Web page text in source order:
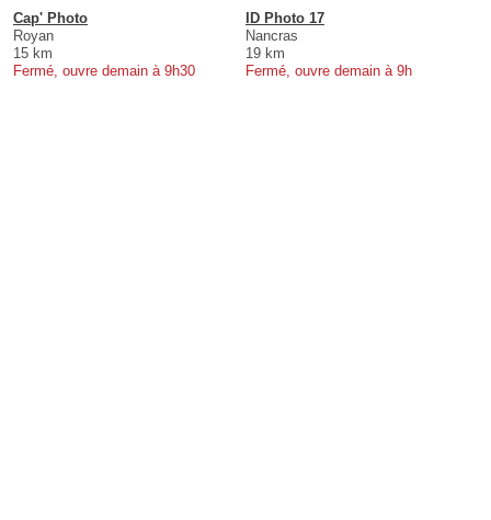
Cap' Photo
Royan
15 km
Fermé, ouvre demain à 9h30
ID Photo 17
Nancras
19 km
Fermé, ouvre demain à 9h